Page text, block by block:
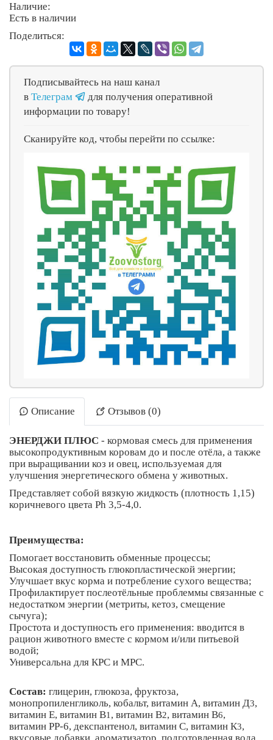
Наличие:
Есть в наличии
Поделиться:
Подписывайтесь на наш канал
в Телеграм
для получения оперативной
информации по товару!
Сканируйте код, чтобы перейти по ссылке:
Описание Отзывов (0)
ЭНЕРДЖИ ПЛЮС - кормовая смесь для применения
высокопродуктивным коровам до и после отёла, а также
при выращивании коз и овец, используемая для
улучшения энергетического обмена у животных.
Представляет собой вязкую жидкость (плотность 1,15)
коричневого цвета Ph 3,5-4,0.
Преимущества:
Помогает восстановить обменные процессы;
Высокая доступность глюкопластической энергии;
Улучшает вкус корма и потребление сухого вещества;
Профилактирует послеотёльные проблеммы связанные с
недостатком энергии (метриты, кетоз, смещение
сычуга);
Простота и доступность его применения: вводится в
рацион животного вместе с кормом и/или питьевой
водой;
Универсальна для КРС и МРС.
Состав: глицерин, глюкоза, фруктоза,
монопропиленгликоль, кобальт, витамин А, витамин Д3,
витамин Е, витамин В1 , витамин В2, витамин В6,
витамин РР-6, декспантенол, витамин С, витамин К3,